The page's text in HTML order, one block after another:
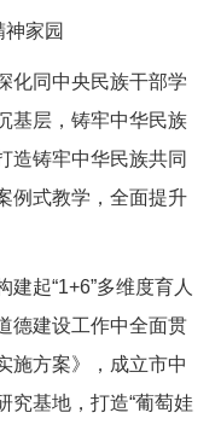
神家园
化同中央民族干部学
基层，铸牢中华民族
造铸牢中华民族共同
例式教学，全面提升
起“1+6”多维度育人
德建设工作中全面贯
施方案》，成立市中
究基地，打造“葡萄娃